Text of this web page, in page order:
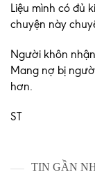
Liệu mình có đủ
chuyện này
Người khôn
Mang nợ bị
hơn.
ST
TIN GẦN